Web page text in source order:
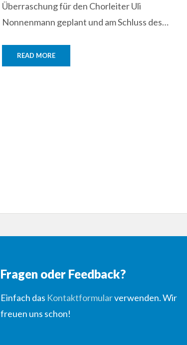
Überraschung für den Chorleiter Uli
Nonnenmann geplant und am Schluss des…
READ MORE
Fragen oder Feedback?
Einfach das Kontaktformularverwenden. Wir
freuen uns schon!